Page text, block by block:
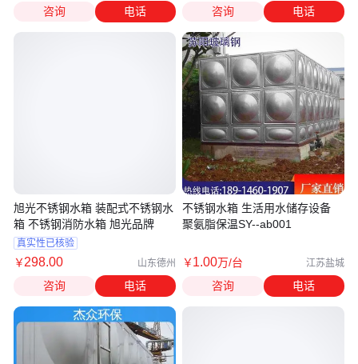
咨询 电话
旭光不锈钢水箱 装配式不锈钢水
箱 不锈钢消防水箱 旭光品牌
真实性已核验
￥298.00 山东德州
咨询 电话
咨询 电话
不锈钢水箱 生活用水储存设备
聚氨脂保温SY--ab001
￥1.00万/台 江苏盐城
咨询 电话